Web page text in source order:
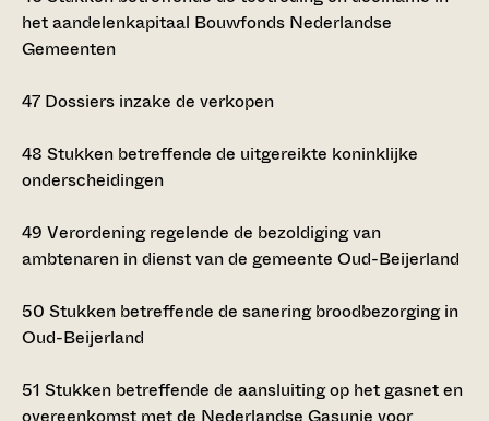
het aandelenkapitaal Bouwfonds Nederlandse
Gemeenten
47 Dossiers inzake de verkopen
48 Stukken betreffende de uitgereikte koninklijke
onderscheidingen
49 Verordening regelende de bezoldiging van
ambtenaren in dienst van de gemeente Oud-Beijerland
50 Stukken betreffende de sanering broodbezorging in
Oud-Beijerland
51 Stukken betreffende de aansluiting op het gasnet en